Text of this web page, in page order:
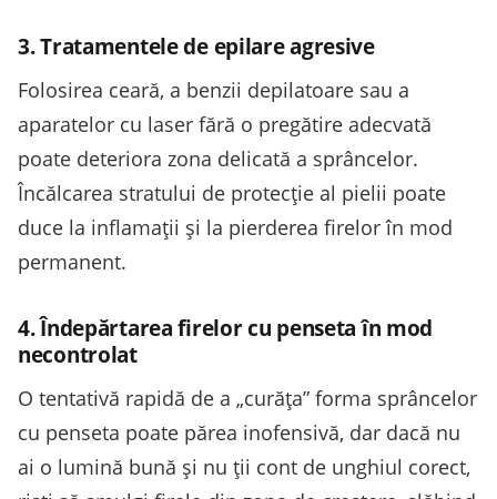
3. Tratamentele de epilare agresive
Folosirea ceară, a benzii depilatoare sau a
aparatelor cu laser fără o pregătire adecvată
poate deteriora zona delicată a sprâncelor.
Încălcarea stratului de protecție al pielii poate
duce la inflamații și la pierderea firelor în mod
permanent.
4. Îndepărtarea firelor cu penseta în mod
necontrolat
O tentativă rapidă de a „curăța” forma sprâncelor
cu penseta poate părea inofensivă, dar dacă nu
ai o lumină bună și nu ții cont de unghiul corect,